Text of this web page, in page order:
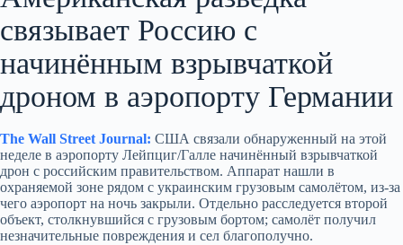
связывает Россию с
начинённым взрывчаткой
дроном в аэропорту Германии
The Wall Street Journal: США связали обнаруженный на этой
неделе в аэропорту Лейпциг/Галле начинённый взрывчаткой
дрон с российским правительством. Аппарат нашли в
охраняемой зоне рядом с украинским грузовым самолётом, из‑за
чего аэропорт на ночь закрыли. Отдельно расследуется второй
объект, столкнувшийся с грузовым бортом; самолёт получил
незначительные повреждения и сел благополучно.